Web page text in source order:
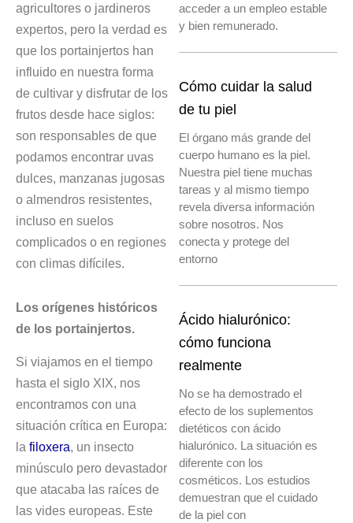
agricultores o jardineros
expertos, pero la verdad es
que los portainjertos han
influido en nuestra forma
de cultivar y disfrutar de los
frutos desde hace siglos:
son responsables de que
podamos encontrar uvas
dulces, manzanas jugosas
o almendros resistentes,
incluso en suelos
complicados o en regiones
con climas difíciles.
Los orígenes históricos
de los portainjertos.
Si viajamos en el tiempo
hasta el siglo XIX, nos
encontramos con una
situación crítica en Europa:
la filoxera, un insecto
minúsculo pero devastador
que atacaba las raíces de
las vides europeas. Este
acceder a un empleo estable
y bien remunerado.
Cómo cuidar la salud
de tu piel
El órgano más grande del
cuerpo humano es la piel.
Nuestra piel tiene muchas
tareas y al mismo tiempo
revela diversa información
sobre nosotros. Nos
conecta y protege del
entorno
Ácido hialurónico:
cómo funciona
realmente
No se ha demostrado el
efecto de los suplementos
dietéticos con ácido
hialurónico. La situación es
diferente con los
cosméticos. Los estudios
demuestran que el cuidado
de la piel con